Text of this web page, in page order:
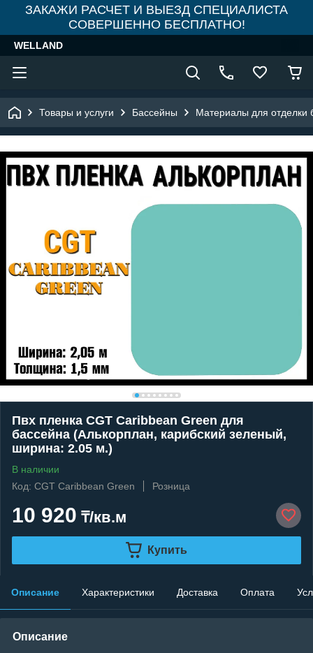
ЗАКАЖИ РАСЧЕТ И ВЫЕЗД СПЕЦИАЛИСТА
СОВЕРШЕННО БЕСПЛАТНО!
WELLAND
Товары и услуги Бассейны Материалы для отделки
Пвх пленка CGT Caribbean Green для
бассейна (Алькорплан, карибский зеленый,
ширина: 2.05 м.)
В наличии
Код: CGT Caribbean Green
Розница
10 920 ₸/кв.м
Купить
Описание Характеристики Доставка Оплата
Описание